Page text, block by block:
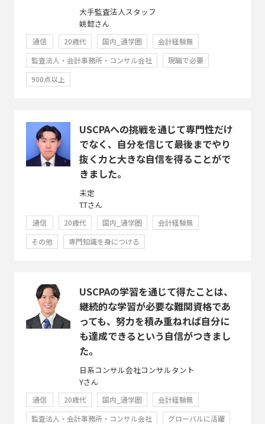
大手監査法人スタッフ
姚懿さん
通信 20歳代 国内_通学圏
会計経験無
監査法人・会計事務所・コンサル会社
現職で必要
900点以上
USCPAへの挑戦を通じて専門性だけ
でなく、自分を信じて最後までやり
抜く力と大きな自信を得ることがで
きました。
未定
T.Tさん
通信 20歳代 国内_通学圏
会計経験無
その他
専門知識を身につける
USCPAの学習を通じて得たことは、
継続的な学習が必要な難関資格であ
っても、努力を積み重ねれば自分に
も達成できるという自信がつきまし
た。
日系コンサル会社コンサルタント
Yさん
通信 20歳代 国内_通学圏
会計経験無
監査法人・会計事務所・コンサル会社
グローバルに活躍